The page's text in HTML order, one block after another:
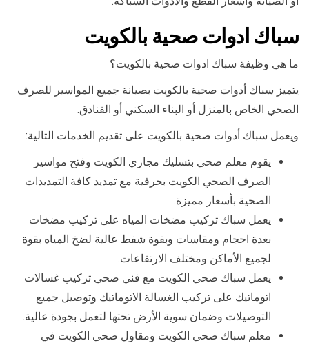
سباك ادوات صحية بالكويت
ما هي وظيفة سباك ادوات صحية بالكويت؟
يتميز سباك أدوات صحية بالكويت بصيانة جميع المواسير للصرف
الصحي الخاص بالمنزل أو البناء السكني أو الفنادق.
ويعمل سباك أدوات صحية بالكويت على تقديم الخدمات التالية:
يقوم معلم صحي بتسليك مجاري الكويت وفتح مواسير
الصرف الصحي الكويت بحرفية مع تمديد كافة التمديدات
الصحية بأسعار مميزة.
يعمل سباك تركيب مضخات المياه على تركيب مضخات
بعدة احجام ومقاسات وبقوة شفط عالية لضخ المياه بقوة
لجميع الأماكن ومختلف الارتفاعات.
يعمل سباك صحي الكويت مع فني صحي تركيب غسالات
اتوماتيك على تركيب الغسالة الاتوماتيك وتوصيل جميع
التوصيلات وضمان سوية الأرض تحتها لتعمل بجودة عالية.
معلم سباك صحي الكويت ومقاول صحي الكويت في